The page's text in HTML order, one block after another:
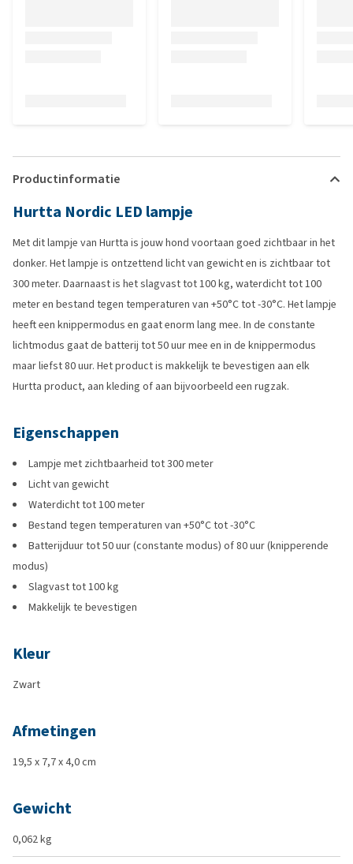
Productinformatie
Hurtta Nordic LED lampje
Met dit lampje van Hurtta is jouw hond voortaan goed zichtbaar in het
donker. Het lampje is ontzettend licht van gewicht en is zichtbaar tot
300 meter. Daarnaast is het slagvast tot 100 kg, waterdicht tot 100
meter en bestand tegen temperaturen van +50°C tot -30°C. Het lampje
heeft een knippermodus en gaat enorm lang mee. In de constante
lichtmodus gaat de batterij tot 50 uur mee en in de knippermodus
maar liefst 80 uur. Het product is makkelijk te bevestigen aan elk
Hurtta product, aan kleding of aan bijvoorbeeld een rugzak.
Eigenschappen
Lampje met zichtbaarheid tot 300 meter
Licht van gewicht
Waterdicht tot 100 meter
Bestand tegen temperaturen van +50°C tot -30°C
Batterijduur tot 50 uur (constante modus) of 80 uur (knipperende
modus)
Slagvast tot 100 kg
Makkelijk te bevestigen
Kleur
Zwart
Afmetingen
19,5 x 7,7 x 4,0 cm
Gewicht
0,062 kg